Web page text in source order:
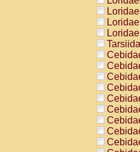
Loridae
Loridae
Loridae